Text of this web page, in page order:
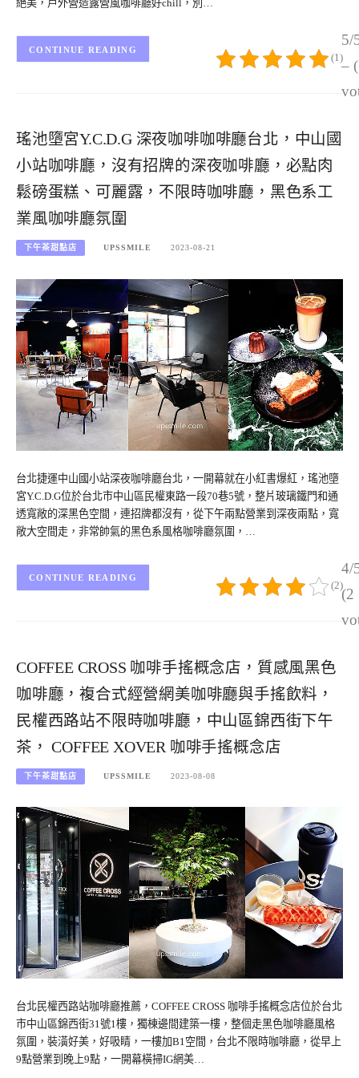
絕美，戶外營造露營風咖啡廳好chill，別…
5/
–
(1)
CONTINUE READING
瑤池墮宮Y.C.D.G 深夜咖啡咖啡廳台北，中山國
小站咖啡廳，沒有招牌的深夜咖啡廳，必點肉
鬆磅蛋糕、可麗露，不限時咖啡廳，黑色系工
業風咖啡廳氛圍
下午茶甜點店 UPSSMILE 2023-08-21
台北捷運中山國小站深夜咖啡廳台北，一開幕就在小紅書爆紅，瑤池墮
宮Y.C.D.G位於台北市中山區民權東路一段70巷5號，整片玻璃鐵門和通
透寬敞的深黑色空間，連招牌都沒有，從下午兩點營業到深夜兩點，寬
敞大空間走，非常帥氣的黑色系風格咖啡廳氛圍，…
4/
(2
(2)
CONTINUE READING
COFFEE CROSS 咖啡手搖概念店，質感風黑色
咖啡廳，複合式經營網美咖啡廳與手搖飲料，
民權西路站不限時咖啡廳，中山區錦西街下午
茶， COFFEE XOVER 咖啡手搖概念店
下午茶甜點店 UPSSMILE 2023-08-08
台北民權西路站咖啡廳推薦，COFFEE CROSS 咖啡手搖概念店位於台北
市中山區錦西街31號1樓，獨棟邊間建築一樓，整個走黑色咖啡廳風格
氛圍，裝潢好美，好吸睛，一樓加B1空間，台北不限時咖啡廳，從早上
9點營業到晚上9點，一開幕橫掃IG網美…